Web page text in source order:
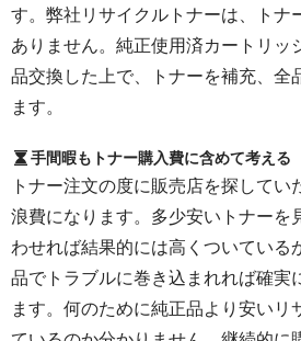
す。弊社リサイクルトナーは、トナ
ありません。純正使用済カートリッ
品交換した上で、トナーを補充、全
ます。
手間暇もトナー購入費に含めて考える
トナー注文の度に販売店を探してい
浪費になります。多少安いトナーを
わせれば結果的には高くついている
品でトラブルに巻き込まれれば確実
ます。何のために純正品より安いリ